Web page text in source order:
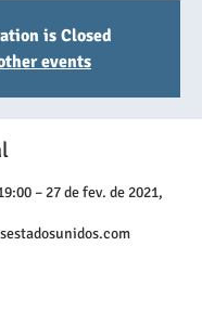
is Closed
events
– 27 de fev. de 2021,